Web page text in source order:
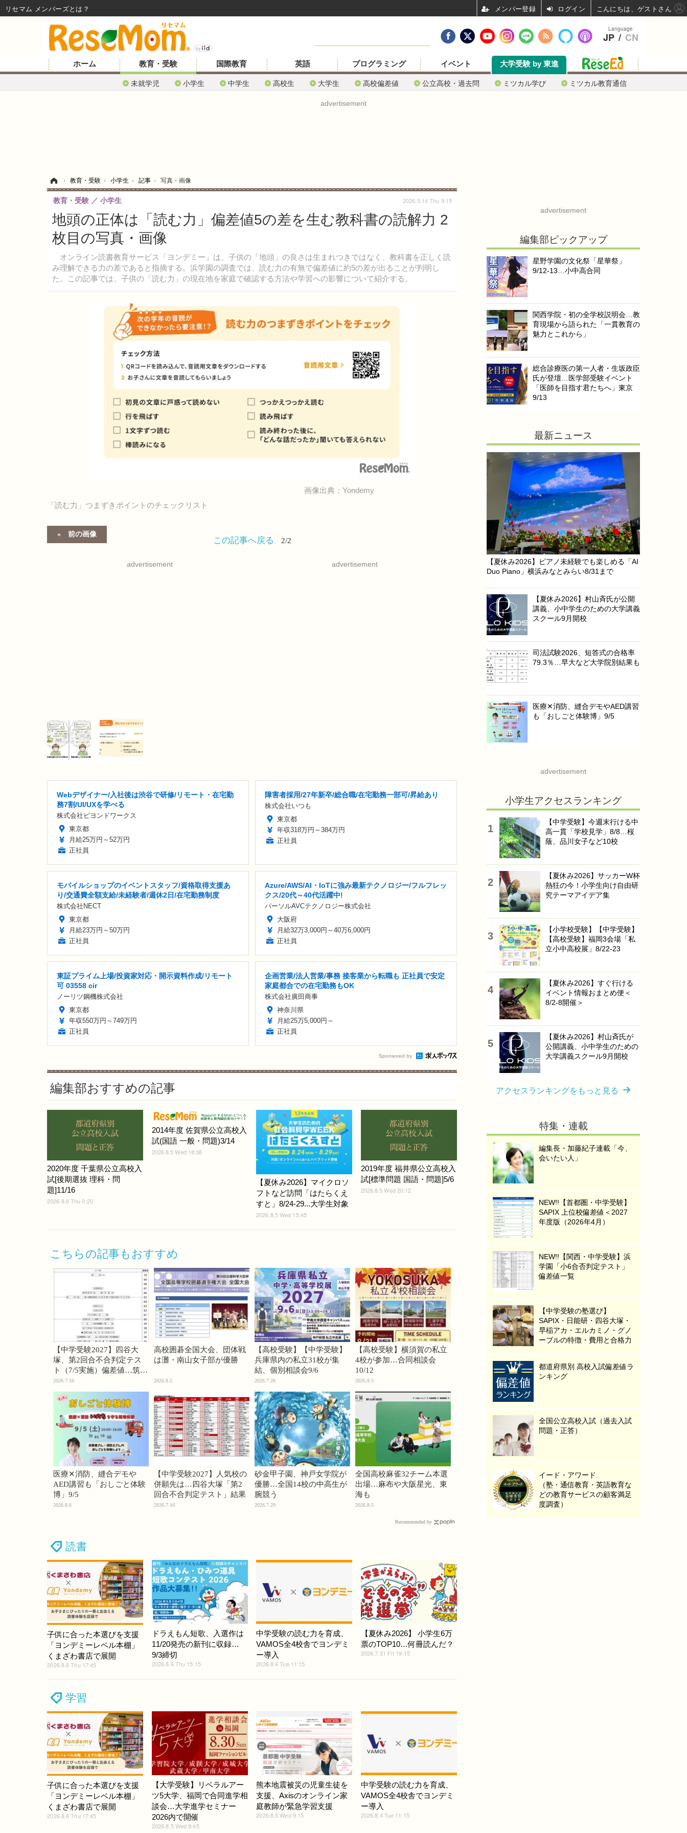
ホーム 教育・受験
未就学児 小学生 中学生 高校生 大学生 高校偏差値 公立高校・過去問 ミツカル学び ミツカル教育通信
国際教育 英語 プログラミング イベント 大学受験 by 東進
advertisement
› 教育・受験 › 小学生 › 記事 › 写真・画像
地頭の正体は「読む力」偏差値5の差を生む教科書の読解力 2
枚目の写真・画像
オンライン読書教育サービス「ヨンデミー」は、子供の「地頭」の良さは生まれつきではなく、教科書を正しく読
み理解できる力の差であると指摘する。浜学園の調査では、読む力の有無で偏差値に約5の差が出ることが判明し
た。この記事では、子供の「読む力」の現在地を家庭で確認する方法や学習への影響について紹介する。
教育・受験 小学生 2026.5.14 Thu 9:15
画像出典：Yondemy
「読む力」つまずきポイントのチェックリスト
前の画像
この記事へ戻る 2/2
advertisement advertisement
Webデザイナー/入社後は渋谷で研修/リモート・在宅勤
務7割/UI/UXを学べる
株式会社ビヨンドワークス
東京都
月給25万円～52万円
正社員
障害者採用/27年新卒/総合職/在宅勤務一部可/昇給あり
株式会社いつも
東京都
年収318万円～384万円
正社員
モバイルショップのイベントスタッフ/資格取得支援あ
り/交通費全額支給/未経験者/週休2日/在宅勤務制度
株式会社NECT
東京都
月給23万円～50万円
正社員
Azure/AWS/AI・IoTに強み最新テクノロジー/フルフレッ
クス/20代～40代活躍中!
パーソルAVCテクノロジー株式会社
大阪府
月給32万3,000円～40万6,000円
正社員
東証プライム上場/投資家対応・開示資料作成/リモート
可 03558 cir
ノーリツ鋼機株式会社
東京都
年収550万円～749万円
正社員
企画営業/法人営業/事務 接客業から転職も 正社員で安定
家庭都合での在宅勤務もOK
株式会社廣田商事
神奈川県
月給25万5,000円～
正社員
Sponsored by
編集部おすすめの記事
2020年度 千葉県公立高校入
試[後期選抜 理科・問
題]11/16
2026.8.6 Thu 0:20
2014年度 佐賀県公立高校入
試(国語 一般・問題)3/14
2026.8.5 Wed 18:38
【夏休み2026】マイクロソ
フトなど訪問「はたらくえ
すと」8/24-29...大学生対象
2026.8.5 Wed 15:45
2019年度 福井県公立高校入
試[標準問題 国語・問題]5/6
2026.8.5 Wed 20:12
こちらの記事もおすすめ
【中学受験2027】四谷大
塚、第2回合不合判定テス
ト（7/5実施）偏差値…筑駒
74・桜蔭70＜PR＞
2026.7.10
高校囲碁全国大会、団体戦
は灘・南山女子部が優勝
2026.8.5
【高校受験】【中学受験】
兵庫県内の私立31校が集
結、個別相談会9/6
2026.7.28
【高校受験】横須賀の私立
4校が参加…合同相談会
10/12
2026.8.5
医療✕消防、縫合デモや
AED講習も「おしごと体験
博」9/5
2026.8.6
【中学受験2027】人気校の
併願先は…四谷大塚「第2
回合不合判定テスト」結果
2026.7.16
砂金甲子園、神戸女学院が
優勝…全国14校の中高生が
腕競う
2026.7.29
全国高校麻雀32チーム本選
出場…麻布や大阪星光、東
海も
2026.8.5
Recommended by
読書
子供に合った本選びを支援
「ヨンデミーレベル本棚」
くまざわ書店で展開
2026.8.6 Thu 17:45
ドラえもん短歌、入選作は
11/20発売の新刊に収録…
9/3締切
2026.8.6 Thu 15:15
中学受験の読む力を育成、
VAMOS全4校舎でヨンデミ
ー導入
2026.8.4 Tue 11:15
【夏休み2026】 小学生6万
票のTOP10…何冊読んだ？
2026.7.31 Fri 19:15
学習
子供に合った本選びを支援
「ヨンデミーレベル本棚」
くまざわ書店で展開
2026.8.6 Thu 17:45
【大学受験】リベラルアー
ツ5大学、福岡で合同進学相
談会…大学進学セミナー
2026内で開催
2026.8.5 Wed 9:45
熊本地震被災の児童生徒を
支援、Axisのオンライン家
庭教師が緊急学習支援
2026.8.5 Wed 9:15
中学受験の読む力を育成、
VAMOS全4校舎でヨンデミ
ー導入
2026.8.4 Tue 11:15
advertisement
編集部ピックアップ
星野学園の文化祭「星華祭」
9/12-13…小中高合同
関西学院・初の全学校説明会…教
育現場から語られた「一貫教育の
魅力とこれから」
総合診療医の第一人者・生坂政臣
氏が登壇…医学部受験イベント
「医師を目指す君たちへ」東京
9/13
最新ニュース
【夏休み2026】ピアノ未経験でも楽しめる「AI
Duo Piano」横浜みなとみらい8/31まで
【夏休み2026】村山斉氏が公開
講義、小中学生のための大学講義
スクール9月開校
司法試験2026、短答式の合格率
79.3％…早大など大学院別結果も
医療✕消防、縫合デモやAED講習
も「おしごと体験博」9/5
advertisement
小学生アクセスランキング
【中学受験】今週末行ける中
高一貫「学校見学」8/8…桜
蔭、品川女子など10校
【夏休み2026】サッカーW杯
熱狂の今！小学生向け自由研
究テーマアイデア集
【小学校受験】【中学受験】
【高校受験】福岡3会場「私
立小中高校展」8/22-23
【夏休み2026】すぐ行ける
イベント情報おまとめ便＜
8/2-8開催＞
【夏休み2026】村山斉氏が
公開講義、小中学生のための
大学講義スクール9月開校
アクセスランキングをもっと見る
特集・連載
編集長・加藤紀子連載「今、
会いたい人」
NEW!!【首都圏・中学受験】
SAPIX 上位校偏差値＜2027
年度版（2026年4月）
NEW!!【関西・中学受験】浜
学園「小6合否判定テスト」
偏差値一覧
【中学受験の塾選び】
SAPIX・日能研・四谷大塚・
早稲アカ・エルカミノ・グノ
ーブルの特徴・費用と合格力
都道府県別 高校入試偏差値ラ
ンキング
全国公立高校入試（過去入試
問題・正答）
イード・アワード
（塾・通信教育・英語教育な
どの教育サービスの顧客満足
度調査）
Language
JP / CN
リセマム メンバーズ ログイン こんにちは、ゲストさん